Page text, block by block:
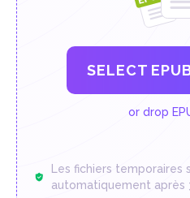
SELECT
or drop
Les fichiers temporaires
automatiquement après